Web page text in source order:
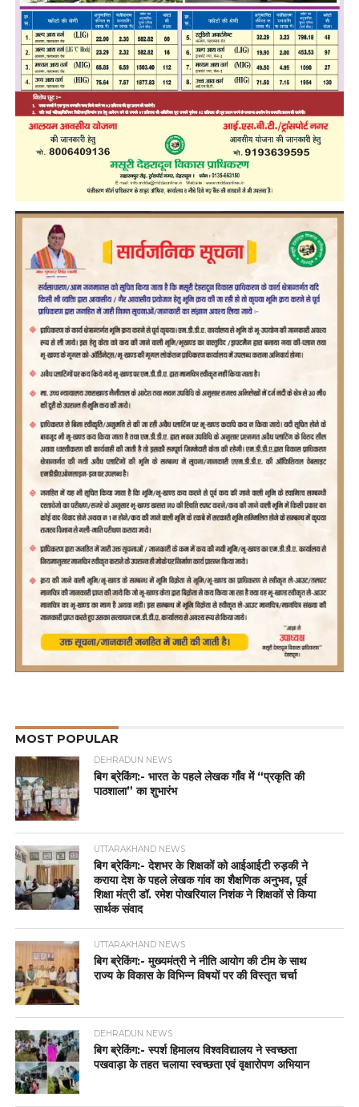
MOST POPULAR
DEHRADUN NEWS
बिग ब्रेकिंग:- भारत के पहले लेखक गाँव में “प्रकृति की
पाठशाला” का शुभारंभ
UTTARAKHAND NEWS
बिग ब्रेकिंग:- देशभर के शिक्षकों को आईआईटी रुड़की ने
कराया देश के पहले लेखक गांव का शैक्षणिक अनुभव, पूर्व
शिक्षा मंत्री डॉ. रमेश पोखरियाल निशंक ने शिक्षकों से किया
सार्थक संवाद
UTTARAKHAND NEWS
बिग ब्रेकिंग:- मुख्यमंत्री ने नीति आयोग की टीम के साथ
राज्य के विकास के विभिन्न विषयों पर की विस्तृत चर्चा
DEHRADUN NEWS
बिग ब्रेकिंग:- स्पर्श हिमालय विश्वविद्यालय ने स्वच्छता
पखवाड़ा के तहत चलाया स्वच्छता एवं वृक्षारोपण अभियान